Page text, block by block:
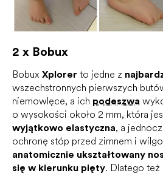
2 x Bobux
Bobux Xplorer to jedne z
wszechstronnych pierwszych
niemowlęce, a ich podeszwa
o wysokości około 2 mm, która
wyjątkowo elastyczna, a
ochronę stóp przed zimnem i
anatomicznie ukształtowany
się w kierunku pięty. Dlatego też